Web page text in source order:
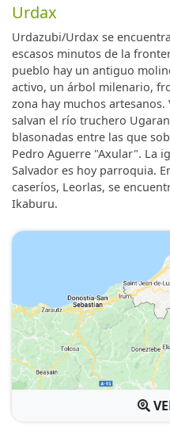
Urdax
Urdazubi/Urdax se
escasos minutos de la
pueblo hay un antiguo
activo, un árbol milenario,
zona hay muchos
salvan el río truchero
blasonadas entre las que
Pedro Aguerre "Axular". La
Salvador es hoy parroquia.
caseríos, Leorlas, se
Ikaburu.